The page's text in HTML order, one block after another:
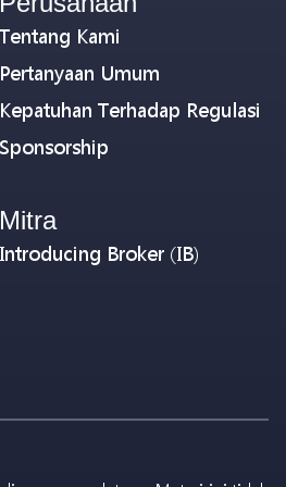
Tentang Kami
Pertanyaan Umum
Kepatuhan Terhadap Regulasi
Sponsorship
Mitra
Introducing Broker (IB)